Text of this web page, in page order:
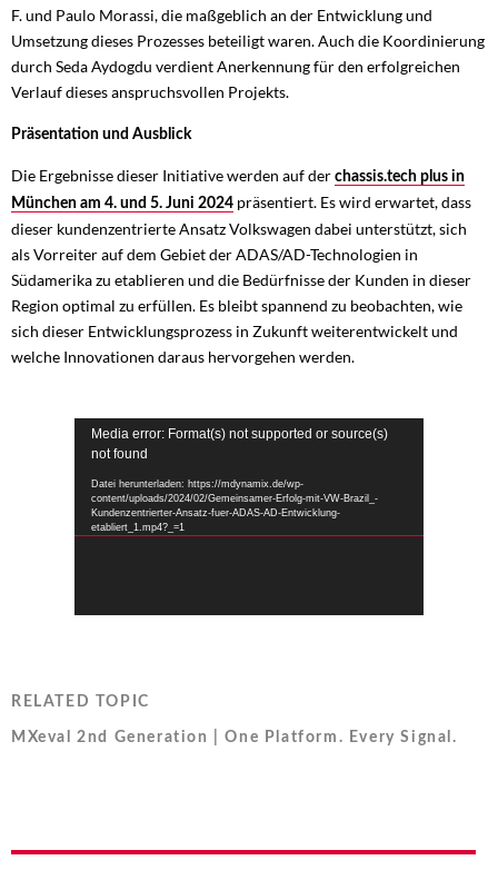
F. und Paulo Morassi, die maßgeblich an der Entwicklung und
Umsetzung dieses Prozesses beteiligt waren. Auch die Koordinierung
durch Seda Aydogdu verdient Anerkennung für den erfolgreichen
Verlauf dieses anspruchsvollen Projekts.
Präsentation und Ausblick
Die Ergebnisse dieser Initiative werden auf der chassis.tech plus in
München am 4. und 5. Juni 2024 präsentiert. Es wird erwartet, dass
dieser kundenzentrierte Ansatz Volkswagen dabei unterstützt, sich
als Vorreiter auf dem Gebiet der ADAS/AD-Technologien in
Südamerika zu etablieren und die Bedürfnisse der Kunden in dieser
Region optimal zu erfüllen. Es bleibt spannend zu beobachten, wie
sich dieser Entwicklungsprozess in Zukunft weiterentwickelt und
welche Innovationen daraus hervorgehen werden.
Video-
Player
Media error: Format(s) not supported or source(s)
not found
Datei herunterladen: https://mdynamix.de/wp-
content/uploads/2024/02/Gemeinsamer-Erfolg-mit-VW-Brazil_-
Kundenzentrierter-Ansatz-fuer-ADAS-AD-Entwicklung-
etabliert_1.mp4?_=1
RELATED TOPIC
MXeval 2nd Generation | One Platform. Every Signal.